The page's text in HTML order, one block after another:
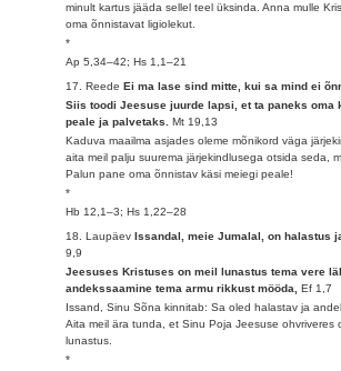
minult kartus jääda sellel teel üksinda. Anna mulle
oma õnnistavat ligiolekut.
*
Ap 5,34–42; Hs 1,1–21
17. ReedeEi ma lase sind mitte, kui sa mind ei
Siis toodi Jeesuse juurde lapsi, et ta paneks oma
peale ja palvetaks.Mt 19,13
Kaduva maailma asjades oleme mõnikord väga
aita meil palju suurema järjekindlusega otsida seda,
Palun pane oma õnnistav käsi meiegi peale!
*
Hb 12,1–3; Hs 1,22–28
18. LaupäevIssandal, meie Jumalal, on halastus
9,9
Jeesuses Kristuses on meil lunastus tema vere
andekssaamine tema armu rikkust mööda,Ef 1,7
Issand, Sinu Sõna kinnitab: Sa oled halastav ja
Aita meil ära tunda, et Sinu Poja Jeesuse ohvriveres
lunastus.
*